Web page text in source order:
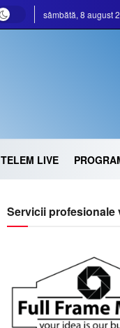
sâmbătă, 8 august
TELEM LIVE
Servicii profesionale